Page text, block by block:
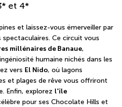
et 4*
et laissez-vous émerveiller par
spectaculaires. Ce circuit vous
millénaires de Banaue,
humaine nichés dans les
vers El Nido, où lagons
et plages de rêve vous offriront
Enfin, explorez l'île
pour ses Chocolate Hills et